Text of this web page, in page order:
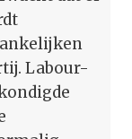
Labour-